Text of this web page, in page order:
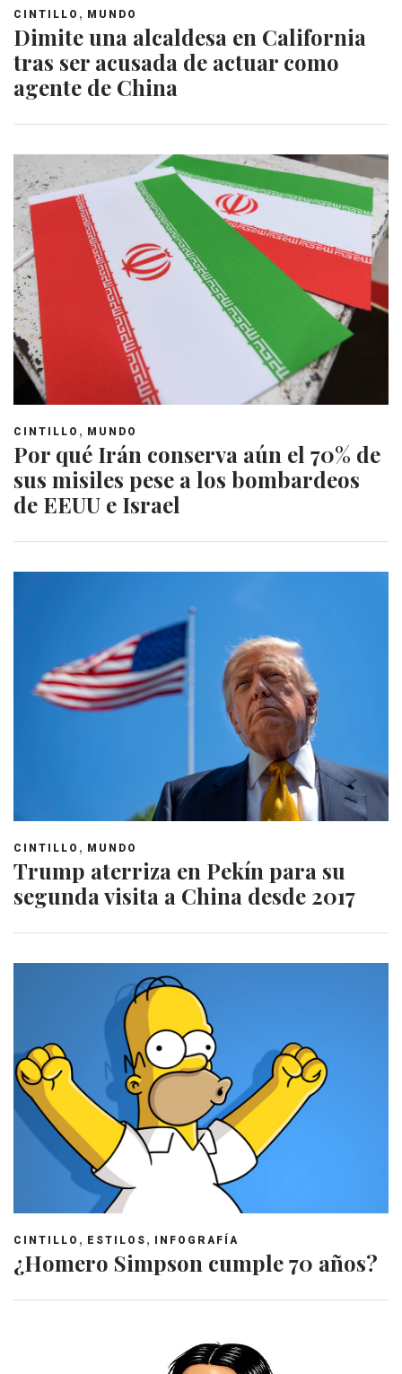
CINTILLO , MUNDO
Dimite una alcaldesa en California
tras ser acusada de actuar como
agente de China
CINTILLO , MUNDO
Por qué Irán conserva aún el 70% de
sus misiles pese a los bombardeos
de EEUU e Israel
CINTILLO , MUNDO
Trump aterriza en Pekín para su
segunda visita a China desde 2017
CINTILLO , ESTILOS , INFOGRAFÍA
¿Homero Simpson cumple 70 años?